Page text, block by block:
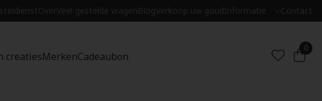
OverVeel gestelde vragenBlogVerkoop uw goudInformatie Contact
creatiesMerkenCadeaubon
0